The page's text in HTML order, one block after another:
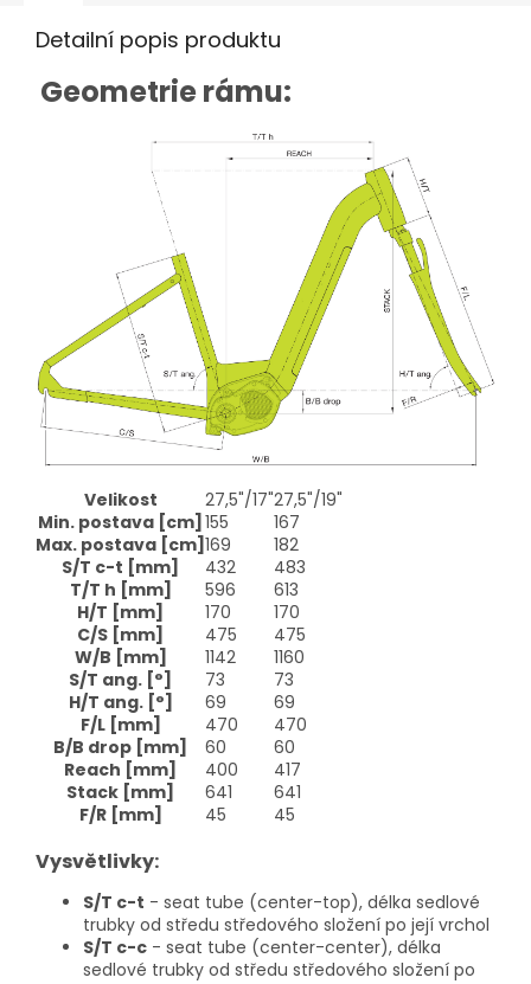
Detailní popis produktu
Geometrie rámu:
Velikost 27,5"/17"27,5"/19"
Min. postava [cm] 155
167
Max. postava [cm] 169
182
S/T c-t [mm] 432
483
T/T h [mm] 596
613
H/T [mm] 170
170
C/S [mm] 475
475
W/B [mm] 1142
1160
S/T ang. [°] 73
73
H/T ang. [°] 69
69
F/L [mm] 470
470
B/B drop [mm] 60
60
Reach [mm] 400
417
Stack [mm] 641
641
F/R [mm] 45 45
Vysvětlivky:
S/T c-t - seat tube (center-top), délka sedlové
trubky od středu středového složení po její vrchol
S/T c-c - seat tube (center-center), délka
sedlové trubky od středu středového složení po